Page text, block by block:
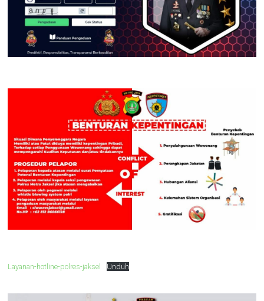
Layanan-hotline-polres-jaksel Unduh